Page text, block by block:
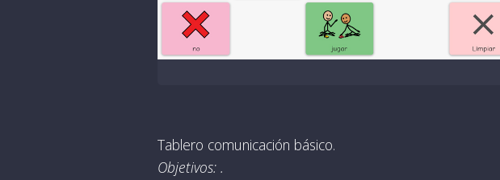
Tablero comunicación básico.
Objetivos: .